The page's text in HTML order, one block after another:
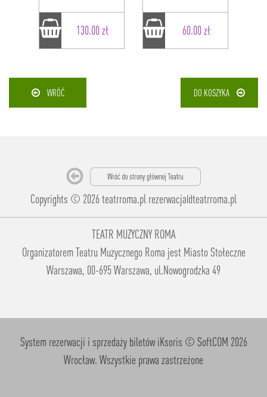
130.00 zł 60.00 zł
WRÓĆ DO KOSZYKA
Copyrights © 2026 teatrroma.pl rezerwacja@teatrroma.pl
TEATR MUZYCZNY ROMA
Organizatorem Teatru Muzycznego Roma jest Miasto Stołeczne
Warszawa, 00-695 Warszawa, ul.Nowogrodzka 49
System rezerwacji i sprzedaży biletów iKsoris © SoftCOM 2026
Wrocław. Wszystkie prawa zastrzeżone